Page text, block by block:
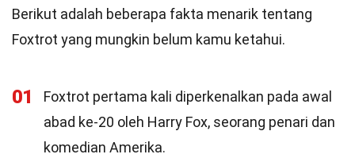
Berikut adalah beberapa fakta menarik tentang
Foxtrot yang mungkin belum kamu ketahui.
01
Foxtrot pertama kali diperkenalkan pada awal
abad ke-20 oleh Harry Fox, seorang penari dan
komedian Amerika.